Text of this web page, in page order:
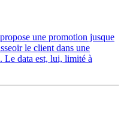
une promotion jusque
le client dans une
Le data est, lui, limité à